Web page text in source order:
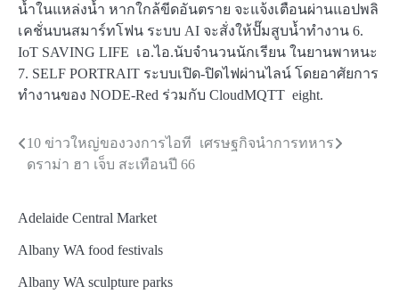
น้ำในแหล่งน้ำ หากใกล้ขีดอันตราย จะแจ้งเตือนผ่านแอปพลิ
เคชั่นบนสมาร์ทโฟน ระบบ AI จะสั่งให้ปั๊มสูบน้ำทำงาน 6.
IoT SAVING LIFE เอ.ไอ.นับจำนวนนักเรียน ในยานพาหนะ
7. SELF PORTRAIT ระบบเปิด-ปิดไฟผ่านไลน์ โดยอาศัยการ
ทำงานของ NODE-Red ร่วมกับ CloudMQTT eight.
Post
10 ข่าวใหญ่ของวงการไอที
ดราม่า ฮา เจ็บ สะเทือนปี 66
เศรษฐกิจนำการทหาร
Adelaide Central Market
Albany WA food festivals
Albany WA sculpture parks